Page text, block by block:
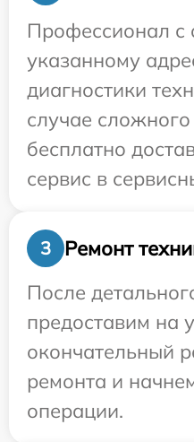
Профессионал с
указанному
диагностики
случае
бесплатно
сервис в
3
Ремонт
После
предоставим на
окончательный
ремонта и
операции.